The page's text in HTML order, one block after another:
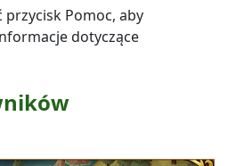
Pomoc, aby
dotyczące